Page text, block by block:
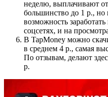
неделю, выплачивают
большинство до 1 р.,
возможность
соцсетях, и на
В TapMoney можно
в среднем 4 р., самая
По отзывам, делают
р.